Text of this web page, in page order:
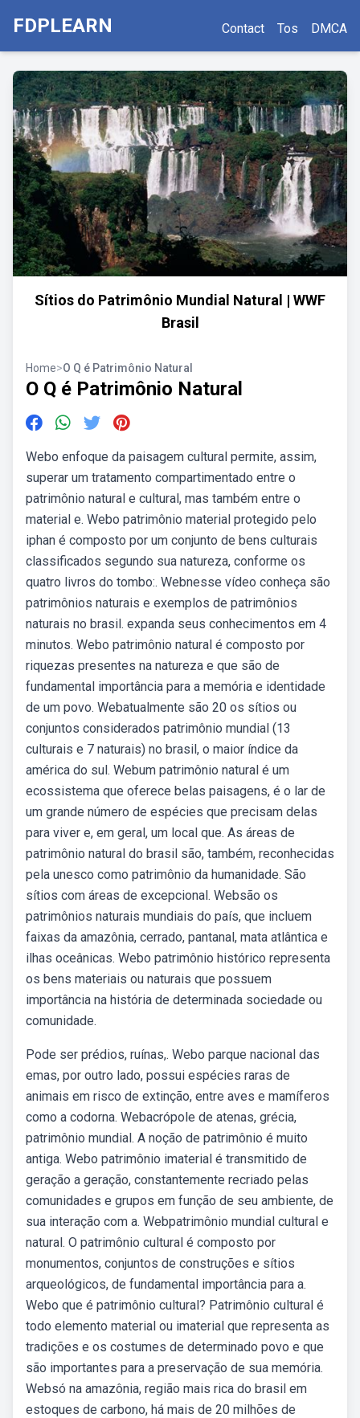
FDPLEARN Contact Tos DMCA
Sítios do Patrimônio Mundial Natural | WWF
Brasil
Home>O Q é Patrimônio Natural
O Q é Patrimônio Natural
Webo enfoque da paisagem cultural permite, assim,
superar um tratamento compartimentado entre o
patrimônio natural e cultural, mas também entre o
material e. Webo patrimônio material protegido pelo
iphan é composto por um conjunto de bens culturais
classificados segundo sua natureza, conforme os
quatro livros do tombo:. Webnesse vídeo conheça são
patrimônios naturais e exemplos de patrimônios
naturais no brasil. expanda seus conhecimentos em 4
minutos. Webo patrimônio natural é composto por
riquezas presentes na natureza e que são de
fundamental importância para a memória e identidade
de um povo. Webatualmente são 20 os sítios ou
conjuntos considerados patrimônio mundial (13
culturais e 7 naturais) no brasil, o maior índice da
américa do sul. Webum patrimônio natural é um
ecossistema que oferece belas paisagens, é o lar de
um grande número de espécies que precisam delas
para viver e, em geral, um local que. As áreas de
patrimônio natural do brasil são, também, reconhecidas
pela unesco como patrimônio da humanidade. São
sítios com áreas de excepcional. Websão os
patrimônios naturais mundiais do país, que incluem
faixas da amazônia, cerrado, pantanal, mata atlântica e
ilhas oceânicas. Webo patrimônio histórico representa
os bens materiais ou naturais que possuem
importância na história de determinada sociedade ou
comunidade.
Pode ser prédios, ruínas,. Webo parque nacional das
emas, por outro lado, possui espécies raras de
animais em risco de extinção, entre aves e mamíferos
como a codorna. Webacrópole de atenas, grécia,
patrimônio mundial. A noção de patrimônio é muito
antiga. Webo patrimônio imaterial é transmitido de
geração a geração, constantemente recriado pelas
comunidades e grupos em função de seu ambiente, de
sua interação com a. Webpatrimônio mundial cultural e
natural. O patrimônio cultural é composto por
monumentos, conjuntos de construções e sítios
arqueológicos, de fundamental importância para a.
Webo que é patrimônio cultural? Patrimônio cultural é
todo elemento material ou imaterial que representa as
tradições e os costumes de determinado povo e que
são importantes para a preservação de sua memória.
Websó na amazônia, região mais rica do brasil em
estoques de carbono, há mais de 20 milhões de